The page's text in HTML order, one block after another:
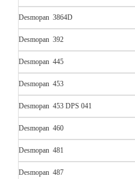
Desmopan 3864D
Desmopan 392
Desmopan 445
Desmopan 453
Desmopan 453 DPS 041
Desmopan 460
Desmopan 481
Desmopan 487